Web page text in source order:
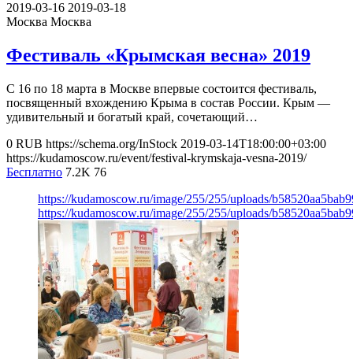
2019-03-16 2019-03-18
Москва Москва
Фестиваль «Крымская весна» 2019
С 16 по 18 марта в Москве впервые состоится фестиваль,
посвященный вхождению Крыма в состав России. Крым —
удивительный и богатый край, сочетающий…
0 RUB https://schema.org/InStock 2019-03-14T18:00:00+03:00
https://kudamoscow.ru/event/festival-krymskaja-vesna-2019/
Бесплатно 7.2K 76
https://kudamoscow.ru/image/255/255/uploads/
https://kudamoscow.ru/image/255/255/uploads/